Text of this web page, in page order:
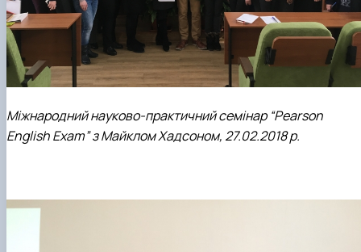
Міжнародний науково-практичний семінар “Pearson
English Exam” з Майклом Хадсоном, 27.02.2018 р.